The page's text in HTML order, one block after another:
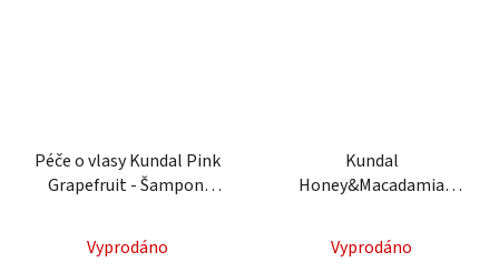
Péče o vlasy Kundal Pink
Grapefruit - Šampon,
Vyprodáno
Kundal
Honey&Macadamia
šampon na suché a
poškozené vlasy
Vyprodáno